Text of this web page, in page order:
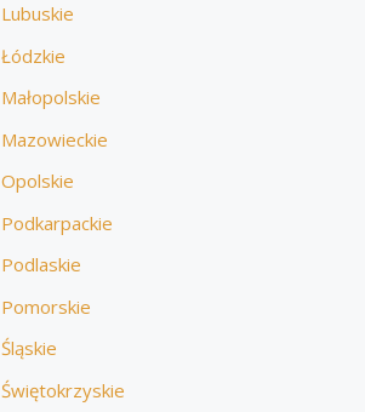
Lubuskie
Łódzkie
Małopolskie
Mazowieckie
Opolskie
Podkarpackie
Podlaskie
Pomorskie
Śląskie
Świętokrzyskie